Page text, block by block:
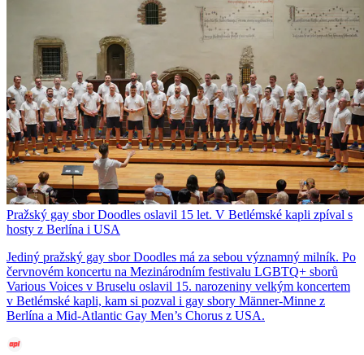
Pražský gay sbor Doodles oslavil 15 let. V Betlémské kapli zpíval s
hosty z Berlína i USA
Jediný pražský gay sbor Doodles má za sebou významný milník. Po
červnovém koncertu na Mezinárodním festivalu LGBTQ+ sborů
Various Voices v Bruselu oslavil 15. narozeniny velkým koncertem
v Betlémské kapli, kam si pozval i gay sbory Männer-Minne z
Berlína a Mid-Atlantic Gay Men’s Chorus z USA.